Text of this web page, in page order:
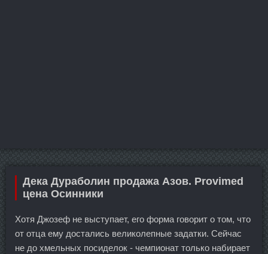
Дека Дураболин продажа Азов. Provimed
цена Осинники
Хотя Джозеф не выступает, его форма говорит о том, что
от отца ему достались великолепные задатки. Сейчас
не до хмельных посиделок - чемпионат только набирает